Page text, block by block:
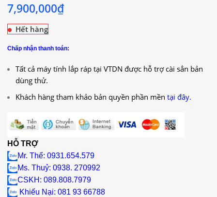
7,900,000₫
Hết hàng
Chấp nhận thanh toán:
Tất cả máy tính lắp ráp tại VTDN được hỗ trợ cài sẳn bản
dùng thử.
Khách hàng tham khảo bản quyền phần mền tại đây.
HỖ TRỢ
Mr. Thể: 0931.654.579
Ms. Thuỷ: 0938. 270992
CSKH: 089.808.7979
Khiếu Nại: 081 93 66788